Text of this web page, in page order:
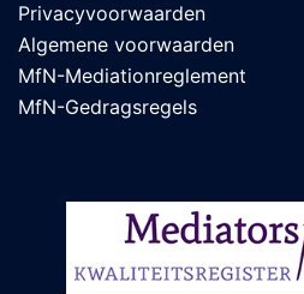
Privacyvoorwaarden
Algemene voorwaarden
MfN-Mediationreglement
MfN-Gedragsregels